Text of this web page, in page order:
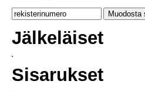
Jälkeläiset
Sisarukset